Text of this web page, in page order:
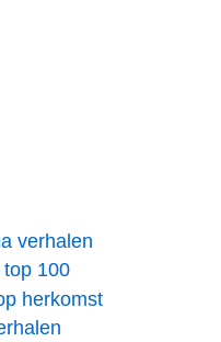
verhalen
100
herkomst